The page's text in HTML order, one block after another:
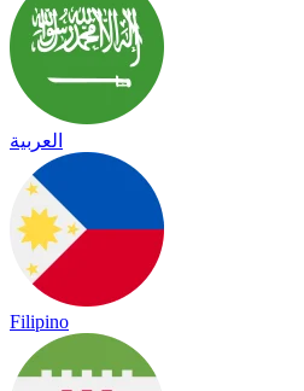
العربية
Filipino